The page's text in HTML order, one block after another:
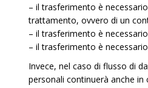
– il trasferimento è
trattamento, ovvero di un
– il trasferimento è
– il trasferimento è
Invece, nel caso di flusso di
personali continuerà anche in